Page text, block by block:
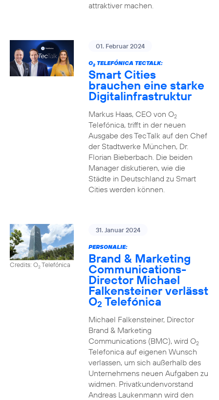
attraktiver machen.
01. Februar 2024
O2TELEFÓNICA TECTALK:
Smart Cities
brauchen eine starke
Digitalinfrastruktur
Markus Haas, CEO von O2
Telefónica, trifft in der neuen
Ausgabe des TecTalk auf den Chef
der Stadtwerke München, Dr.
Florian Bieberbach. Die beiden
Manager diskutieren, wie die
Städte in Deutschland zu Smart
Cities werden können.
Credits: O2Telefónica
31. Januar 2024
PERSONALIE:
Brand & Marketing
Communications-
Director Michael
Falkensteiner verlässt
O2 Telefónica
Michael Falkensteiner, Director
Brand & Marketing
Communications (BMC), wird O2
Telefonica auf eigenen Wunsch
verlassen, um sich außerhalb des
Unternehmens neuen Aufgaben zu
widmen. Privatkundenvorstand
Andreas Laukenmann wird den